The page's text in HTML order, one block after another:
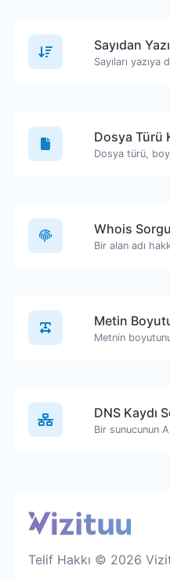
Sayıları yazıya
Dosya Türü
Whois
Metin
DNS Kaydı
Telif Hakkı © 2026